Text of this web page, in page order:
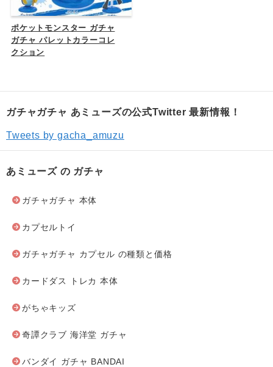
ポケットモンスター ガチャ
ガチャ パレットカラーコレ
クション
ガチャガチャ あミューズの公式Twitter 最新情報！
Tweets by gacha_amuzu
あミューズ の ガチャ
ガチャガチャ 本体
カプセルトイ
ガチャガチャ カプセル の種類と価格
カードダス トレカ 本体
がちゃキッズ
奇譚クラブ 海洋堂 ガチャ
バンダイ ガチャ BANDAI